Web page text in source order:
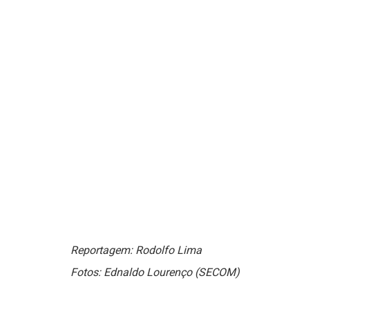
Reportagem: Rodolfo Lima
Fotos: Ednaldo Lourenço (SECOM)